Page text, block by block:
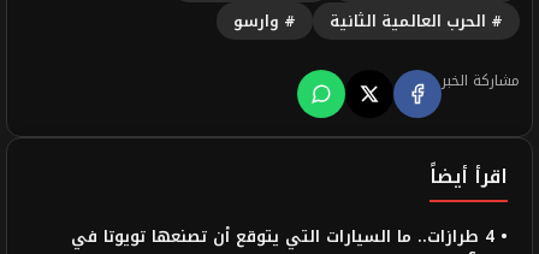
# الحرب العالمية الثانية
# وارسو
مشاركة الخبر
اقرأ أيضاً
• 4 طرازات.. ما السيارات التي يتوقع أن تصنعها تويوتا في